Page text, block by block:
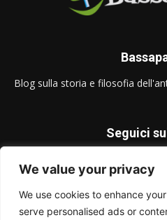
We value your privacy
We use cookies to enhance
serve personalised ads or
Blog sulla storia e filosofia
Seguici